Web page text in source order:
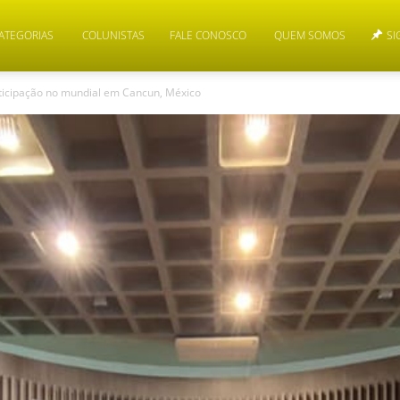
COLUNISTAS FALE CONOSCO QUEM SOMOS
no mundial em Cancun, México